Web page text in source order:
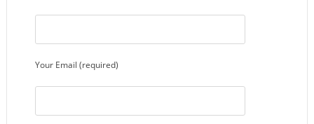
Your Email (required)